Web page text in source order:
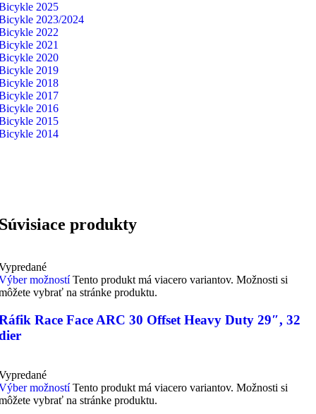
2025
2023/2024
2022
2021
2020
2019
2018
2017
2016
2015
2014
produkty
možností Tento produkt má viacero variantov. Možnosti si
vybrať na stránke produktu.
Race Face ARC 30 Offset Heavy Duty 29″, 32
možností Tento produkt má viacero variantov. Možnosti si
vybrať na stránke produktu.